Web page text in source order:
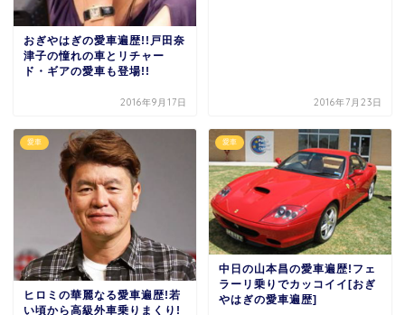
おぎやはぎの愛車遍歴!!戸田奈
津子の憧れの車とリチャー
ド・ギアの愛車も登場!!
2016年9月17日 2016年7月23日
愛車
ヒロミの華麗なる愛車遍歴!若
い頃から高級外車乗りまくり!
愛車
中日の山本昌の愛車遍歴!フェ
ラーリ乗りでカッコイイ[おぎ
やはぎの愛車遍歴]